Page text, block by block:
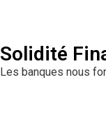
Solidité
Les banques nous